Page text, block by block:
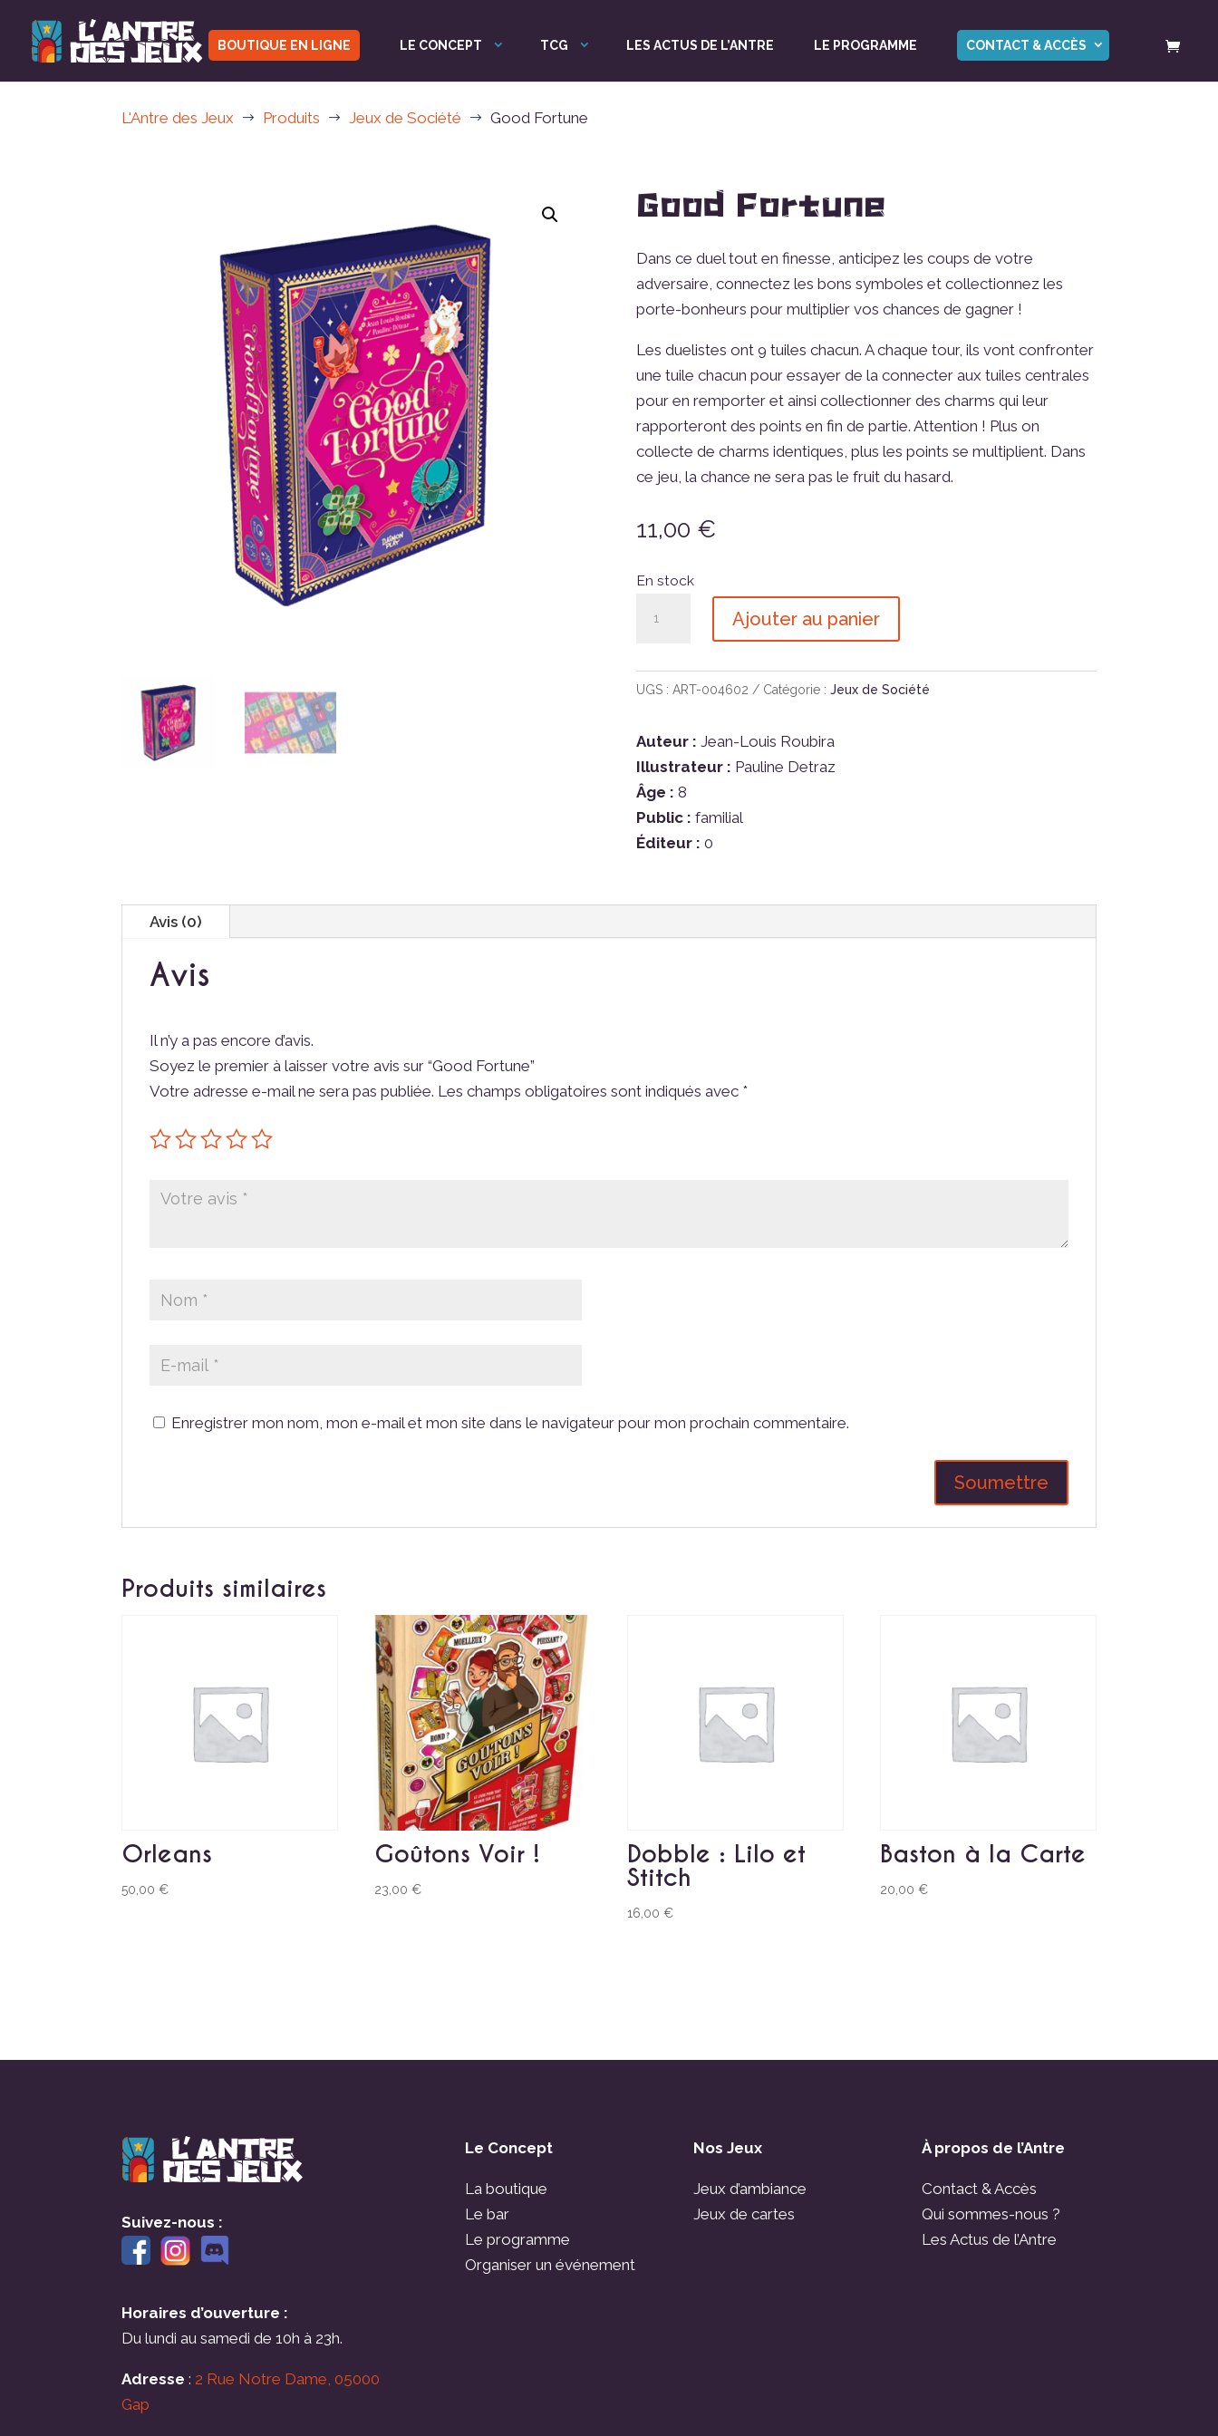
BOUTIQUE EN LIGNE LE CONCEPT TCG LES ACTUS DE L’ANTRE LE PROGRAMME CONTACT & ACCÈS
L'Antre des Jeux $ Produits $ Jeux de Société $ Good Fortune
Good Fortune
Dans ce duel tout en finesse, anticipez les coups de votre
adversaire, connectez les bons symboles et collectionnez les
porte-bonheurs pour multiplier vos chances de gagner !
Les duelistes ont 9 tuiles chacun. A chaque tour, ils vont confronter
une tuile chacun pour essayer de la connecter aux tuiles centrales
pour en remporter et ainsi collectionner des charms qui leur
rapporteront des points en fin de partie. Attention ! Plus on
collecte de charms identiques, plus les points se multiplient. Dans
ce jeu, la chance ne sera pas le fruit du hasard.
11,00 €
En stock
Fortune
Ajouter au panier
UGS : ART-004602 Catégorie : Jeux de Société
Auteur : Jean-Louis Roubira
Illustrateur : Pauline Detraz
Âge : 8
Public : familial
Éditeur : 0
Avis (0)
Avis
Il n’y a pas encore d’avis.
Soyez le premier à laisser votre avis sur “Good Fortune”
Votre adresse e-mail ne sera pas publiée. Les champs obligatoires sont indiqués avec *
Enregistrer mon nom, mon e-mail et mon site dans le navigateur pour mon prochain commentaire.
Produits similaires
Orleans
50,00€
Goûtons Voir !
23,00€
Dobble : Lilo et
Stitch
16,00€
Baston à la Carte
20,00€
Suivez-nous :
Horaires d’ouverture :
Du lundi au samedi de 10h à 23h.
Adresse : 2 Rue Notre Dame, 05000
Gap
Le Concept
La boutique
Le bar
Le programme
Organiser un événement
Nos Jeux
Jeux d’ambiance
Jeux de cartes
À propos de l’Antre
Contact & Accès
Qui sommes-nous ?
Les Actus de l’Antre